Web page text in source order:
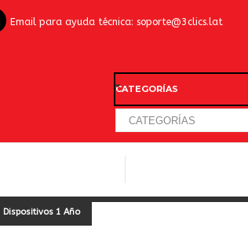
Email para ayuda técnica: soporte@3clics.lat
CATEGORÍAS
1 Año